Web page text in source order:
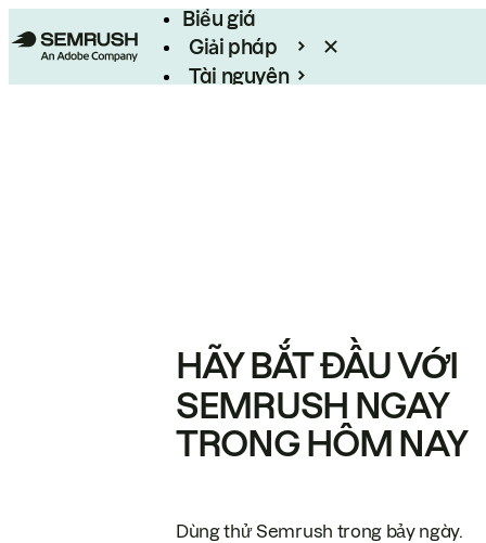
Biểu giá
Giải pháp
Tài nguyên
HÃY BẮT ĐẦU VỚI
SEMRUSH NGAY
TRONG HÔM NAY
Dùng thử Semrush trong bảy ngày.